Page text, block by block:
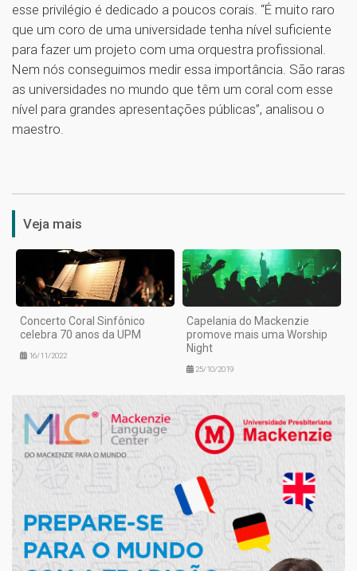
esse privilégio é dedicado a poucos corais. “É muito raro
que um coro de uma universidade tenha nível suficiente
para fazer um projeto com uma orquestra profissional.
Nem nós conseguimos medir essa importância. São raras
as universidades no mundo que têm um coral com esse
nível para grandes apresentações públicas”, analisou o
maestro.
Veja mais
Concerto Coral Sinfônico
celebra 70 anos da UPM
16/11/2022
Capelania do Mackenzie
promove mais uma Worship
Night
25/10/2019